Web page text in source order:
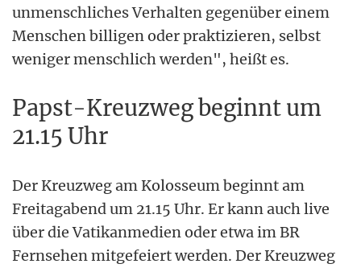
unmenschliches Verhalten gegenüber einem
Menschen billigen oder praktizieren, selbst
weniger menschlich werden", heißt es.
Papst-Kreuzweg beginnt um
21.15 Uhr
Der Kreuzweg am Kolosseum beginnt am
Freitagabend um 21.15 Uhr. Er kann auch live
über die Vatikanmedien oder etwa im BR
Fernsehen mitgefeiert werden. Der Kreuzweg